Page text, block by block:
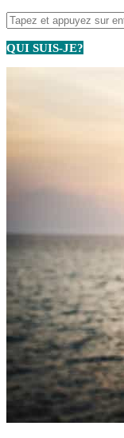
QUI SUIS-JE?